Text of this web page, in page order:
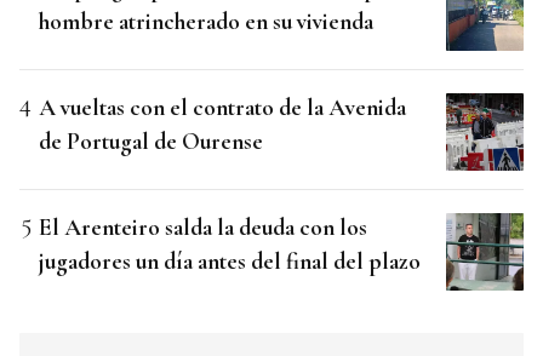
hombre atrincherado en su vivienda
A vueltas con el contrato de la Avenida
de Portugal de Ourense
El Arenteiro salda la deuda con los
jugadores un día antes del final del plazo